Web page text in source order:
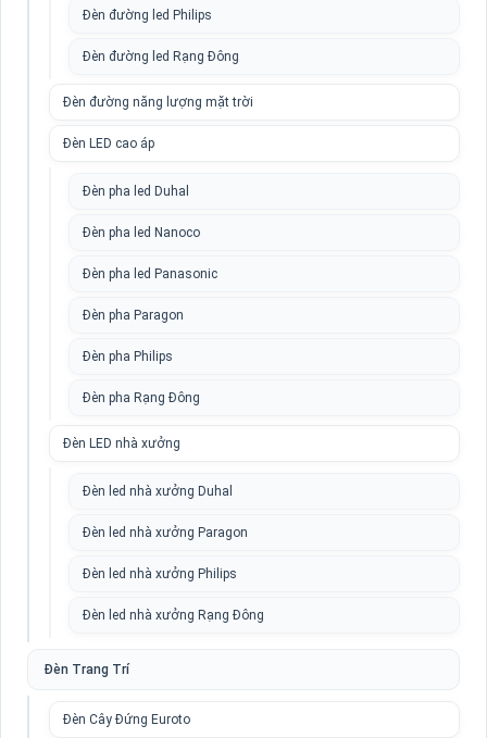
Đèn đường led Philips
Đèn đường led Rạng Đông
Đèn đường năng lượng mặt trời
Đèn LED cao áp
Đèn pha led Duhal
Đèn pha led Nanoco
Đèn pha led Panasonic
Đèn pha Paragon
Đèn pha Philips
Đèn pha Rạng Đông
Đèn LED nhà xưởng
Đèn led nhà xưởng Duhal
Đèn led nhà xưởng Paragon
Đèn led nhà xưởng Philips
Đèn led nhà xưởng Rạng Đông
Đèn Trang Trí
Đèn Cây Đứng Euroto